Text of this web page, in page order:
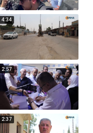
4:34
2:57
2:37